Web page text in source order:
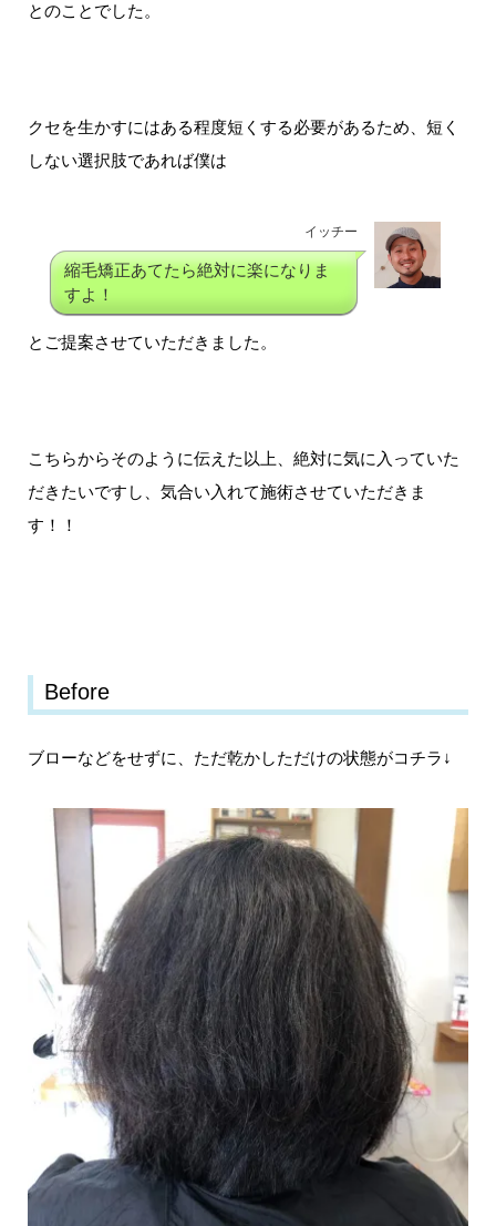
とのことでした。
クセを生かすにはある程度短くする必要があるため、短く
しない選択肢であれば僕は
イッチー
縮毛矯正あてたら絶対に楽になりま
すよ！
とご提案させていただきました。
こちらからそのように伝えた以上、絶対に気に入っていた
だきたいですし、気合い入れて施術させていただきま
す！！
Before
ブローなどをせずに、ただ乾かしただけの状態がコチラ↓